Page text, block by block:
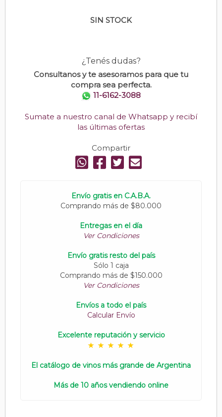
SIN STOCK
¿Tenés dudas?
Consultanos y te asesoramos para que tu
compra sea perfecta.
11-6162-3088
Sumate a nuestro canal de Whatsapp y recibí
las últimas ofertas
Compartir
Envío gratis en C.A.B.A.
Comprando más de $80.000
Entregas en el día
Ver Condiciones
Envío gratis resto del país
Sólo 1 caja
Comprando más de $150.000
Ver Condiciones
Envíos a todo el país
Calcular Envío
Excelente reputación y servicio
El catálogo de vinos más grande de Argentina
Más de 10 años vendiendo online